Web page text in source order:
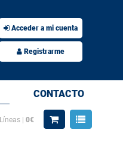
Acceder a mi cuenta
Registrarme
CONTACTO
Líneas | 0€